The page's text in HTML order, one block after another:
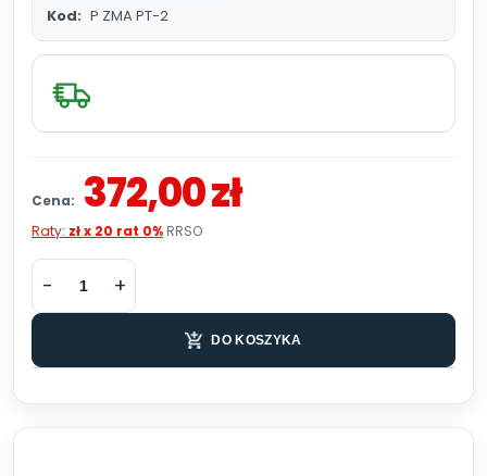
Kod: P ZMA PT-2
Cena: 372,00 zł
Raty: zł x 20 rat 0% RRSO
DO KOSZYKA